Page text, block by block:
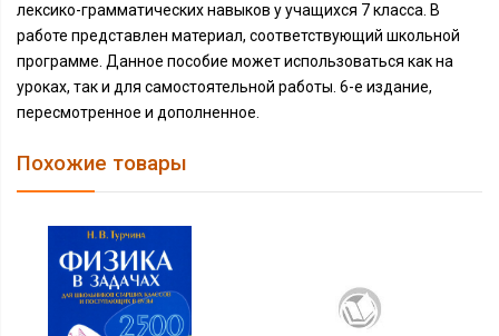
лексико-грамматических навыков у учащихся 7 класса. В
работе представлен материал, соответствующий школьной
программе. Данное пособие может использоваться как на
уроках, так и для самостоятельной работы. 6-е издание,
пересмотренное и дополненное.
Похожие товары